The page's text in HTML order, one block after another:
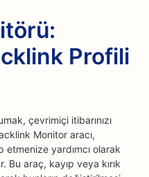
Profili
çevrimiçi itibarınızı
Monitor aracı,
yardımcı olarak
Bu araç, kayıp veya kırık